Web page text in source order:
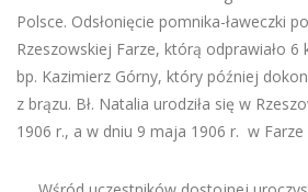
Polsce. Odsłonięcie pomnika-ławeczki
Rzeszowskiej Farze, którą odprawiało 6
bp. Kazimierz Górny, który później
z brązu. Bł. Natalia urodziła się w
1906 r., a w dniu 9 maja 1906 r. w Farze